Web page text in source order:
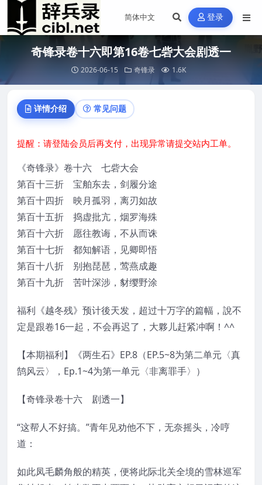
登录
奇锋录卷十六即第16卷七砦大会剧透一
2026-06-15 奇锋录 1.6K
详情介绍 常见问题
提醒：请登陆会员后再支付，出现异常请提交站内工单。
《奇锋录》卷十六 七砦大会
第百十三折 宝舶东去，剑履分途
第百十四折 映月孤羽，离刃如故
第百十五折 捣虚批亢，烟罗海殊
第百十六折 愿往教诲，不从而诛
第百十七折 都知解语，见卿即悟
第百十八折 别抱琵琶，莺燕成趣
第百十九折 苦叶深涉，豺缨野涂
福利《越冬残》预计後天发，超过十万字的篇幅，說不
定是跟卷16一起，不会再迟了，大夥儿赶紧冲啊！^^
【本期福利】《两生石》EP.8（EP.5~8为第二单元〈真
鹄风云〉，Ep.1~4为第一单元〈非离罪手〉）
【奇锋录卷十六 剧透一】
“这帮人不好搞。”青年见劝他不下，无奈摇头，冷哼
道：
如此凤毛麟角般的精英，便将此际北关全境的雪林巡军